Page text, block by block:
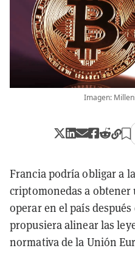
Imagen:
Francia podría obligar a
criptomonedas a
operar en el país
propusiera alinear las
normativa de la Unión